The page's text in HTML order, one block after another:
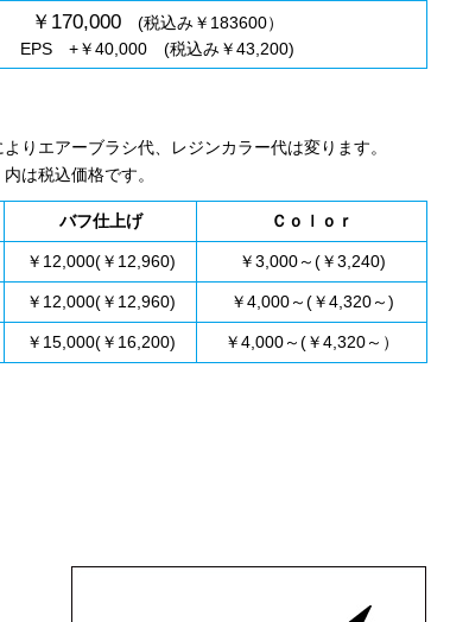
￥170,000 (税込み￥183600）
EPS +￥40,000 (税込み￥43,200)
りエアーブラシ代、レジンカラー代は変ります。
は税込価格です。
バフ仕上げ Ｃｏｌｏｒ
￥12,000(￥12,960) ￥3,000～(￥3,240)
￥12,000(￥12,960) ￥4,000～(￥4,320～)
￥15,000(￥16,200) ￥4,000～(￥4,320～）